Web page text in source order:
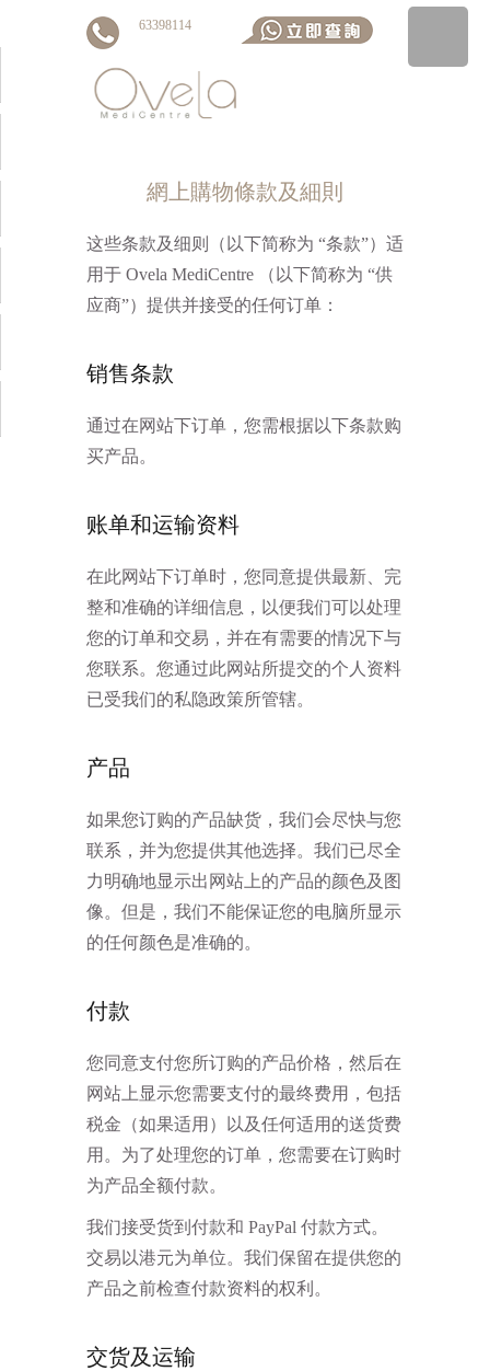
63398114
網上購物條款及細則
这些条款及细则（以下简称为 “条款”）适
用于 Ovela MediCentre （以下简称为 “供
应商”）提供并接受的任何订单：
销售条款
通过在网站下订单，您需根据以下条款购
买产品。
账单和运输资料
在此网站下订单时，您同意提供最新、完
整和准确的详细信息，以便我们可以处理
您的订单和交易，并在有需要的情况下与
您联系。您通过此网站所提交的个人资料
已受我们的私隐政策所管辖。
产品
如果您订购的产品缺货，我们会尽快与您
联系，并为您提供其他选择。我们已尽全
力明确地显示出网站上的产品的颜色及图
像。但是，我们不能保证您的电脑所显示
的任何颜色是准确的。
付款
您同意支付您所订购的产品价格，然后在
网站上显示您需要支付的最终费用，包括
税金（如果适用）以及任何适用的送货费
用。为了处理您的订单，您需要在订购时
为产品全额付款。
我们接受货到付款和 PayPal 付款方式。
交易以港元为单位。我们保留在提供您的
产品之前检查付款资料的权利。
交货及运输